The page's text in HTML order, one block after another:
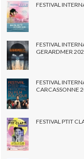
FESTIVAL
FESTIVAL
GERARDMER
FESTIVAL
CARCASSONNE
FESTIVAL PTIT